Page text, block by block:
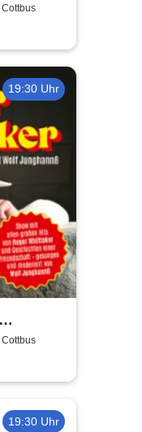
up-
19:30 Uhr
Hits
19:30 Uhr